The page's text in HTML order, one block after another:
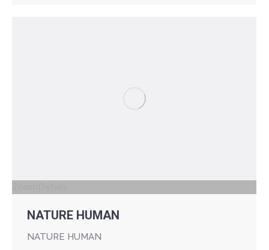
NATURE HUMAN
NATURE HUMAN